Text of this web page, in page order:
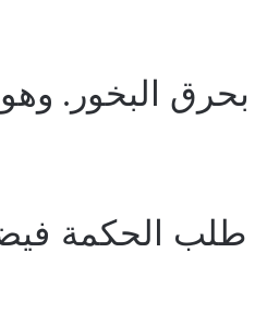
بحرق البخور.
الحكمة